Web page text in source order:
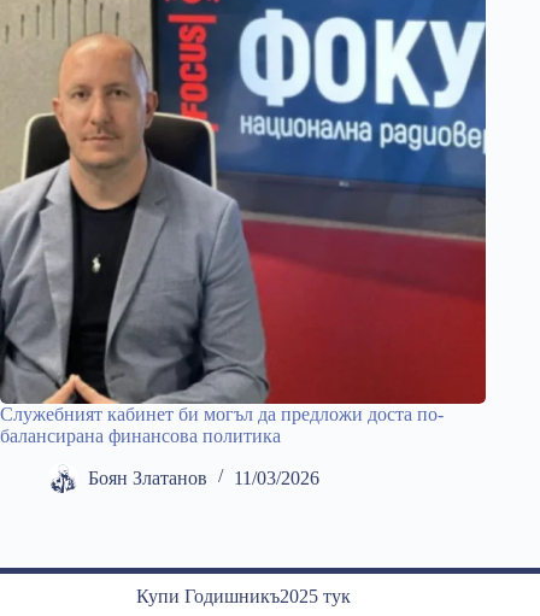
Служебният кабинет би могъл да предложи доста по-
балансирана финансова политика
Боян Златанов 11/03/2026
Купи Годишникъ2025 тук